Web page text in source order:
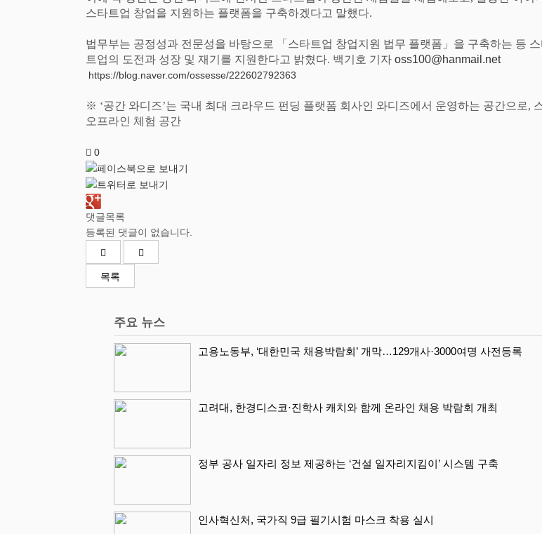
스타트업 창업을 지원하는 플랫폼을 구축하겠다고 말했다.
법무부는 공정성과 전문성을 바탕으로 「 스타트업 창업지원 법무 플랫폼 」 을 구축하는 등
트업의 도전과 성장 및 재기를 지원한다고 밝혔다. 백기호 기자 oss100@hanmail.net
https://blog.naver.com/ossesse/222602792363
※ ‘공간 와디즈’는 국내 최대 크라우드 펀딩 플랫폼 회사인 와디즈에서 운영하는 공간으로,
오프라인 체험 공간
0
댓글목록
등록된 댓글이 없습니다.
목록
주요 뉴스
고용노동부, ‘대한민국 채용박람회’ 개막…129개사·3000여명 사전등록
고려대, 한경디스코·진학사 캐치와 함께 온라인 채용 박람회 개최
정부 공사 일자리 정보 제공하는 ‘건설 일자리지킴이’ 시스템 구축
인사혁신처, 국가직 9급 필기시험 마스크 착용 실시